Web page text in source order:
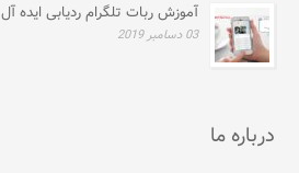
آموزش ربات تلگرام ردیابی ایده آل
03 دسامبر 2019
درباره ما